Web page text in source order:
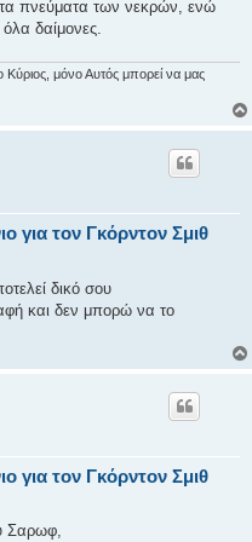
τα πνεύματα των νεκρών, ενώ
δαίμονες.
Κύριος, μόνο Αυτός μπορεί να μας
για τον Γκόρντον Σμιθ
δικό σου
και δεν μπορώ να το
για τον Γκόρντον Σμιθ
Σαρωφ,